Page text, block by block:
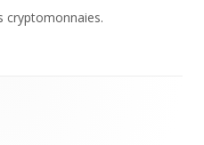
cryptomonnaies.